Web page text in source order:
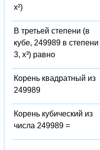
x²)
В третьей степени (в
кубе, 249989 в степени
3, x³) равно
Корень квадратный из
249989
Корень кубический из
числа 249989 =